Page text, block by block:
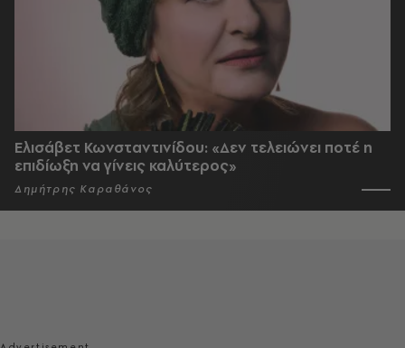
Ελισάβετ Κωνσταντινίδου: «Δεν τελειώνει ποτέ η
επιδίωξη να γίνεις καλύτερος»
Δημήτρης Καραθάνος